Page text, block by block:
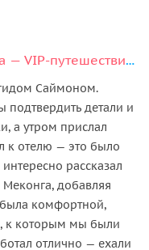
Туннели Кути и дельта Меконга — VIP-путешествие на лимузине из Хошимина
Саймоном.
подтвердить детали и
а утром прислал
к отелю — это было
рассказал
Меконга, добавляя
комфортной,
к которым мы были
отлично — ехали